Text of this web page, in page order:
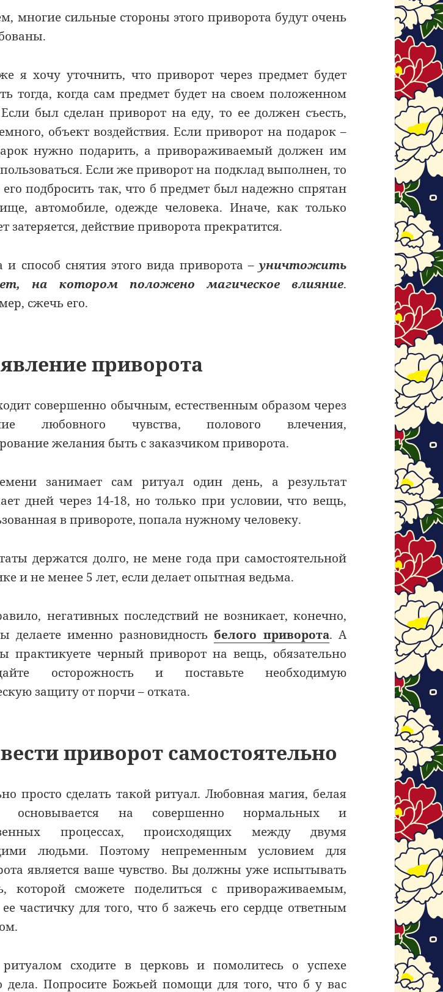
многие сильные стороны этого приворота будут очень
я хочу уточнить, что приворот через предмет будет
тогда, когда сам предмет будет на своем положенном
был сделан приворот на еду, то ее должен съесть,
объект воздействия. Если приворот на подарок –
нужно подарить, а привораживаемый должен им
Если же приворот на подклад выполнен, то
подбросить так, что б предмет был надежно спрятан
автомобиле, одежде человека. Иначе, как только
затеряется, действие приворота прекратится.
и способ снятия этого вида приворота – уничтожить
на котором положено магическое влияние.
сжечь его.
приворота
совершенно обычным, естественным образом через
любовного чувства, полового влечения,
желания быть с заказчиком приворота.
занимает сам ритуал один день, а результат
дней через 14-18, но только при условии, что вещь,
в привороте, попала нужному человеку.
держатся долго, не мене года при самостоятельной
и не менее 5 лет, если делает опытная ведьма.
негативных последствий не возникает, конечно,
делаете именно разновидность белого приворота. А
практикуете черный приворот на вещь, обязательно
осторожность и поставьте необходимую
защиту от порчи – отката.
приворот самостоятельно
просто сделать такой ритуал. Любовная магия, белая
основывается на совершенно нормальных и
процессах, происходящих между двумя
людьми. Поэтому непременным условием для
является ваше чувство. Вы должны уже испытывать
которой сможете поделиться с привораживаемым,
ее частичку для того, что б зажечь его сердце ответным
сходите в церковь и помолитесь о успехе
дела. Попросите Божьей помощи для того, что б у вас